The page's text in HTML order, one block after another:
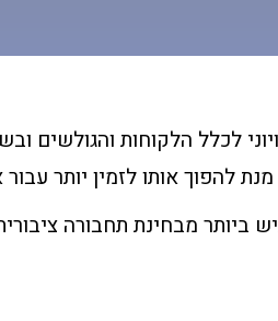
לכלל הלקוחות והגולשים
להפוך אותו לזמין יותר
מבחינת תחבורה